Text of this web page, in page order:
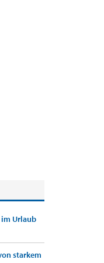
Urlaub
starkem